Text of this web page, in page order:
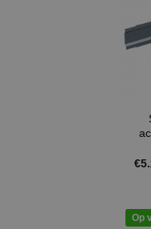
€
Op